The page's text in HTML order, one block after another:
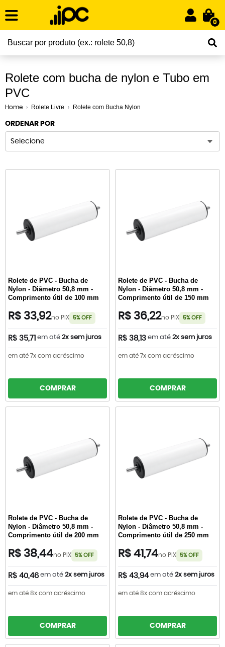
0
Rolete com bucha de nylon e Tubo em
PVC
Home Rolete Livre Rolete com Bucha Nylon
ORDENAR POR
Selecione
Rolete de PVC - Bucha de
Nylon - Diâmetro 50,8 mm -
Comprimento útil de 100 mm
R$ 33,92no PIX 5% OFF
R$ 35,71 em até 2x sem juros
em até 7x com acréscimo
COMPRAR
Rolete de PVC - Bucha de
Nylon - Diâmetro 50,8 mm -
Comprimento útil de 150 mm
R$ 36,22no PIX 5% OFF
R$ 38,13 em até 2x sem juros
em até 7x com acréscimo
COMPRAR
Rolete de PVC - Bucha de
Nylon - Diâmetro 50,8 mm -
Comprimento útil de 200 mm
R$ 38,44no PIX 5% OFF
R$ 40,46 em até 2x sem juros
em até 8x com acréscimo
COMPRAR
Rolete de PVC - Bucha de
Nylon - Diâmetro 50,8 mm -
Comprimento útil de 250 mm
R$ 41,74no PIX 5% OFF
R$ 43,94 em até 2x sem juros
em até 8x com acréscimo
COMPRAR